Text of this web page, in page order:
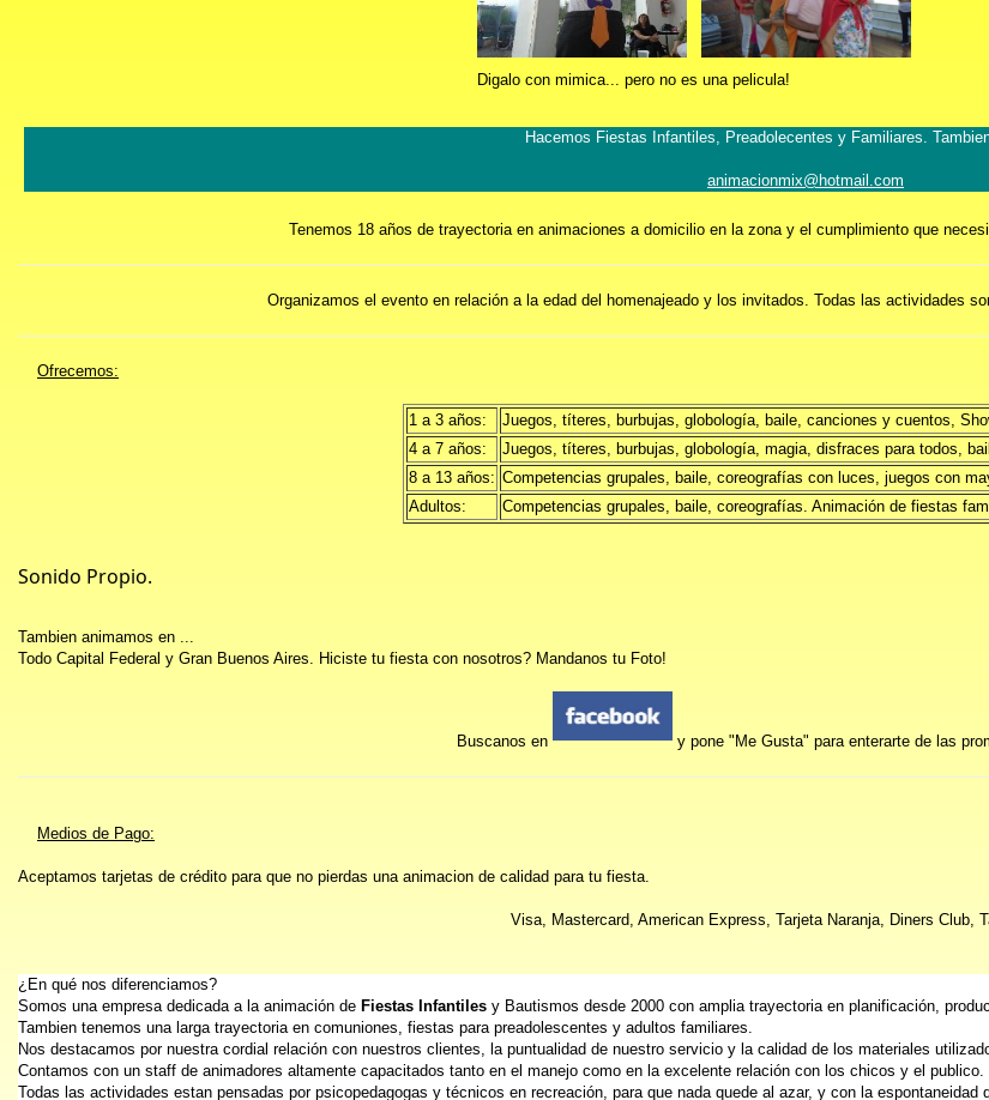
Digalo con mimica... pero no es una pelicula!
Hacemos Fiestas Infantiles, Preadolecentes y Familiares.
animacionmix@hotmail.com
Tenemos 18 años de trayectoria en animaciones a domicilio en la zona y el cumplimiento que
Organizamos el evento en relación a la edad del homenajeado y los invitados. Todas las actividades
Ofrecemos:
1 a 3 años: Juegos, títeres, burbujas, globología, baile, canciones y cuentos,
4 a 7 años:
Juegos, títeres, burbujas, globología, magia, disfraces para todos,
8 a 13 años: Competencias grupales, baile, coreografías con luces, juegos con
Adultos:
Competencias grupales, baile, coreografías. Animación de fiestas
Sonido Propio.
Tambien animamos en ...
Todo Capital Federal y Gran Buenos Aires. Hiciste tu fiesta con nosotros? Mandanos tu Foto!
Buscanos en y pone "Me Gusta" para enterarte de las
Medios de Pago:
Aceptamos tarjetas de crédito para que no pierdas una animacion de calidad para tu fiesta.
Visa, Mastercard, American Express, Tarjeta Naranja, Diners Club,
¿En qué nos diferenciamos?
Somos una empresa dedicada a la animación de Fiestas Infantiles y Bautismos desde 2000 con amplia trayectoria en planificación,
Tambien tenemos una larga trayectoria en comuniones, fiestas para preadolescentes y adultos familiares.
Nos destacamos por nuestra cordial relación con nuestros clientes, la puntualidad de nuestro servicio y la calidad de los materiales
Contamos con un staff de animadores altamente capacitados tanto en el manejo como en la excelente relación con los chicos y el publico.
Todas las actividades estan pensadas por psicopedagogas y técnicos en recreación, para que nada quede al azar, y con la